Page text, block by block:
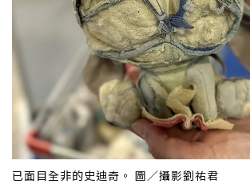
已面目全非的史迪奇。 圖／攝影劉祐君